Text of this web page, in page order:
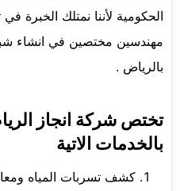
الحكومية لأننا نمتلك الخبرة في
مهندسين مختصين في انشاء
بالرياض .
تختص شركة انجاز
بالخدمات الاتية
كشف تسربات المياه